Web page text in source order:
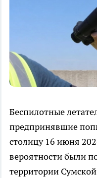
Беспилотные
предпринявшие
столицу 16 июня
вероятности были
территории